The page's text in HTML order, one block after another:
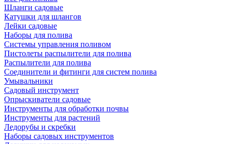
Шланги садовые
Катушки для шлангов
Лейки садовые
Наборы для полива
Системы управления поливом
Пистолеты распылители для полива
Распылители для полива
Соединители и фитинги для систем полива
Умывальники
Садовый инструмент
Опрыскиватели садовые
Инструменты для обработки почвы
Инструменты для растений
Ледорубы и скребки
Наборы садовых инструментов